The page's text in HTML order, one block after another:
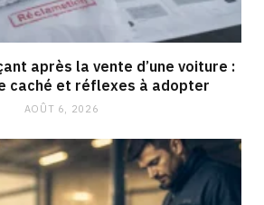
après la vente d’une voiture :
caché et réflexes à adopter
AOÛT 6, 2026